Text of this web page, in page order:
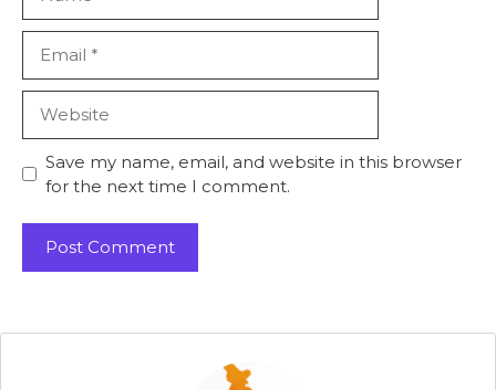
Save my name, email, and website in this browser
for the next time I comment.